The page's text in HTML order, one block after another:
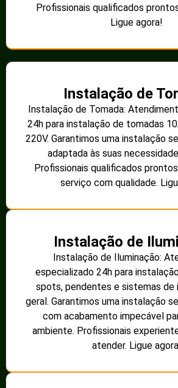
Profissionais qualificados
Ligue agora!
Instalação de
Instalação de Tomada:
24h para instalação de tomadas
220V. Garantimos uma instalação
adaptada às suas
Profissionais qualificados
serviço com qualidade.
Instalação de
Instalação de Iluminação:
especializado 24h para
spots, pendentes e sistemas de
geral. Garantimos uma instalação
com acabamento impecável
ambiente. Profissionais
atender. Ligue